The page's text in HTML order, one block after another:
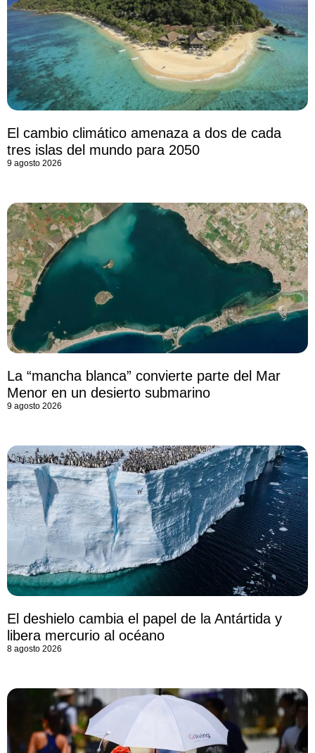
El cambio climático amenaza a dos de cada
tres islas del mundo para 2050
9 agosto 2026
La “mancha blanca” convierte parte del Mar
Menor en un desierto submarino
9 agosto 2026
El deshielo cambia el papel de la Antártida y
libera mercurio al océano
8 agosto 2026